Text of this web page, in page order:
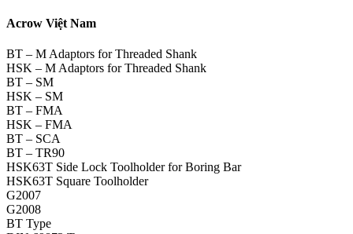
Acrow Việt Nam
BT – M Adaptors for Threaded Shank
HSK – M Adaptors for Threaded Shank
BT – SM
HSK – SM
BT – FMA
HSK – FMA
BT – SCA
BT – TR90
HSK63T Side Lock Toolholder for Boring Bar
HSK63T Square Toolholder
G2007
G2008
BT Type